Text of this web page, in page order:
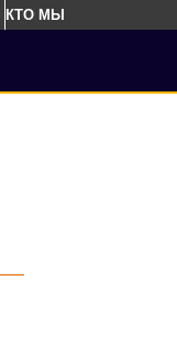
КТО МЫ